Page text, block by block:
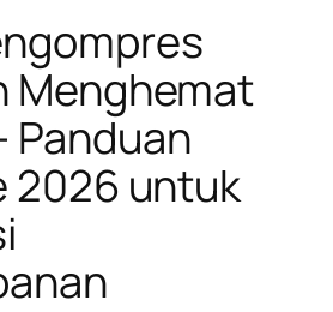
Menghemat
Panduan
2026 untuk